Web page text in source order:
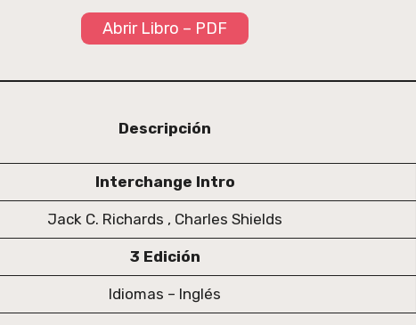
Abrir Libro – PDF
Descripción
Interchange Intro
Jack C. Richards , Charles Shields
3 Edición
Idiomas – Inglés